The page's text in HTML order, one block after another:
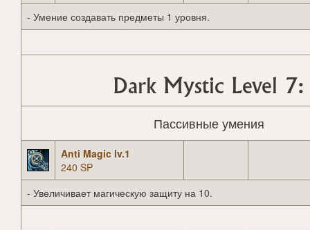
- Умение создавать предметы 1 уровня.
Dark Mystic Level 7:
Пассивные умения
Anti Magic lv.1
240 SP
- Увеличивает магическую защиту на 10.